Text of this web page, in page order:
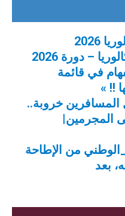
2026
– دورة 2026
في قائمة
!! »
المسافرين خروبة..
المجرمين|
من الإطاحة
بعد